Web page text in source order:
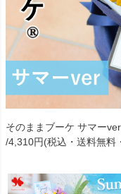
そのままブーケ サマーver
/4,310円(税込・送料無料